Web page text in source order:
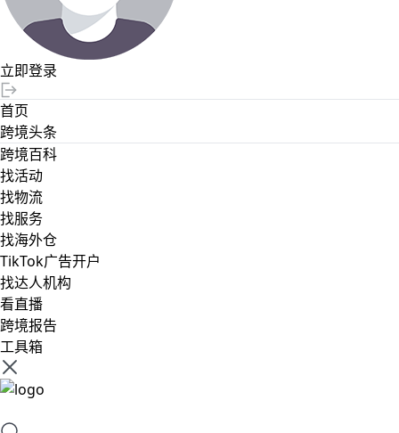
立即登录
首页
跨境头条
跨境百科
找活动
找物流
找服务
找海外仓
TikTok广告开户
找达人机构
看直播
跨境报告
工具箱